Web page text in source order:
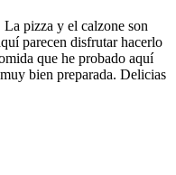
pizza y el calzone son
parecen disfrutar hacerlo
que he probado aquí
bien preparada. Delicias